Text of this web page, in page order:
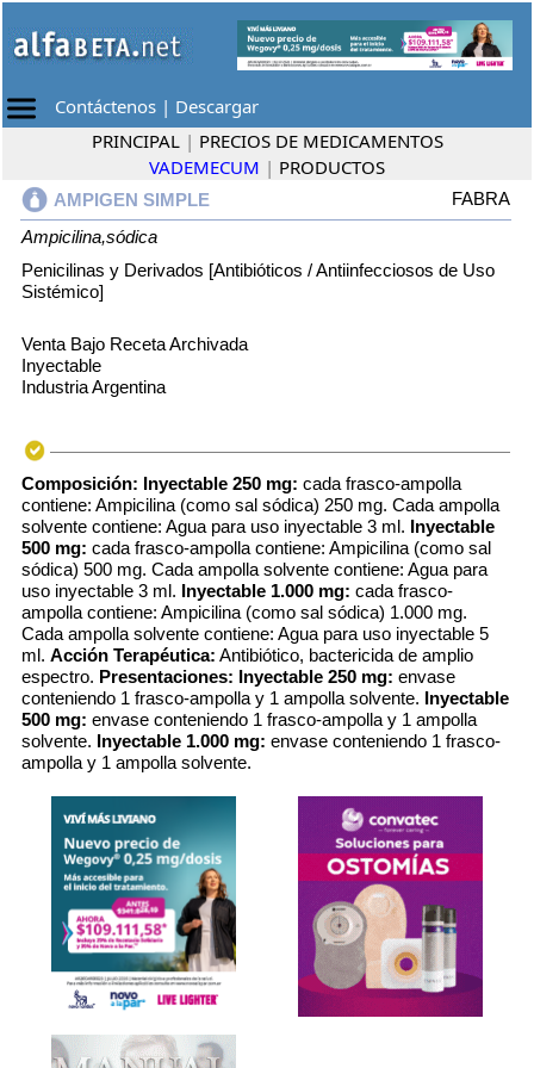
Contáctenos | Descargar
PRINCIPAL | PRECIOS DE MEDICAMENTOS
VADEMECUM | PRODUCTOS
AMPIGEN SIMPLE
FABRA
Ampicilina,sódica
Penicilinas y Derivados [Antibióticos / Antiinfecciosos de Uso
Sistémico]
Venta Bajo Receta Archivada
Inyectable
Industria Argentina
Composición: Inyectable 250 mg: cada frasco-ampolla
contiene: Ampicilina (como sal sódica) 250 mg. Cada ampolla
solvente contiene: Agua para uso inyectable 3 ml. Inyectable
500 mg: cada frasco-ampolla contiene: Ampicilina (como sal
sódica) 500 mg. Cada ampolla solvente contiene: Agua para
uso inyectable 3 ml. Inyectable 1.000 mg: cada frasco-
ampolla contiene: Ampicilina (como sal sódica) 1.000 mg.
Cada ampolla solvente contiene: Agua para uso inyectable 5
ml. Acción Terapéutica: Antibiótico, bactericida de amplio
espectro. Presentaciones: Inyectable 250 mg: envase
conteniendo 1 frasco-ampolla y 1 ampolla solvente. Inyectable
500 mg: envase conteniendo 1 frasco-ampolla y 1 ampolla
solvente. Inyectable 1.000 mg: envase conteniendo 1 frasco-
ampolla y 1 ampolla solvente.